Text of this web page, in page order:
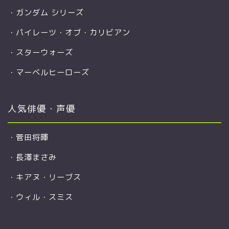
・ ガンダム シリーズ
・ パイレーツ・オブ・カリビアン
・ スターウォーズ
・ マーベルヒーローズ
人気俳優・声優
・ 菅田将暉
・ 長澤まさみ
・ キアヌ・リーブス
・ ウィル・スミス